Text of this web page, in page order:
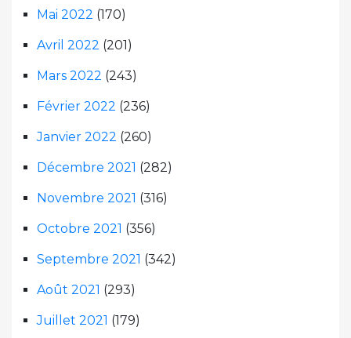
Mai 2022 (170)
Avril 2022 (201)
Mars 2022 (243)
Février 2022 (236)
Janvier 2022 (260)
Décembre 2021 (282)
Novembre 2021 (316)
Octobre 2021 (356)
Septembre 2021 (342)
Août 2021 (293)
Juillet 2021 (179)